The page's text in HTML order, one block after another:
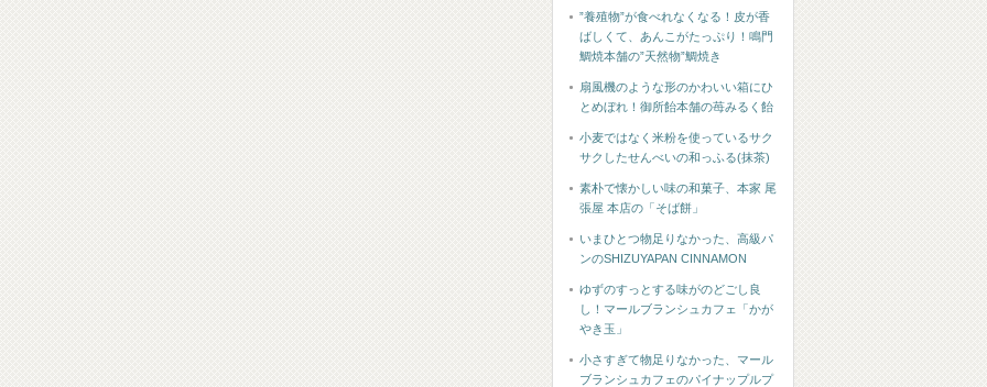
”養殖物”が食べれなくなる！皮が香
ばしくて、あんこがたっぷり！鳴門
鯛焼本舗の”天然物”鯛焼き
扇風機のような形のかわいい箱にひ
とめぼれ！御所飴本舗の苺みるく飴
小麦ではなく米粉を使っているサク
サクしたせんべいの和っふる(抹茶)
素朴で懐かしい味の和菓子、本家 尾
張屋 本店の「そば餅」
いまひとつ物足りなかった、高級パ
ンのSHIZUYAPAN CINNAMON
ゆずのすっとする味がのどごし良
し！マールブランシュカフェ「かが
やき玉」
小さすぎて物足りなかった、マール
ブランシュカフェのパイナップルプ